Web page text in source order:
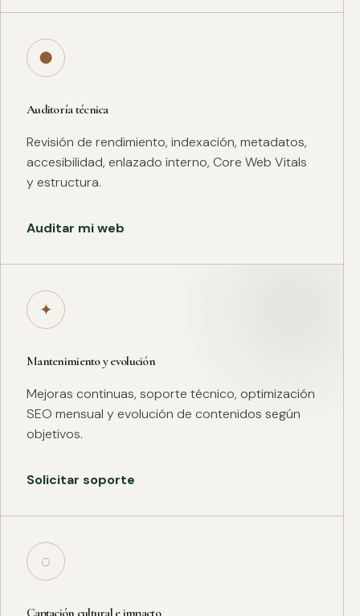
●
Auditoría técnica
Revisión de rendimiento, indexación, metadatos,
accesibilidad, enlazado interno, Core Web Vitals
y estructura.
Auditar mi web
✦
Mantenimiento y evolución
Mejoras continuas, soporte técnico, optimización
SEO mensual y evolución de contenidos según
objetivos.
Solicitar soporte
◌